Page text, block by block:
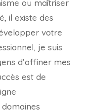
ou maîtriser
il existe des
votre
je suis
d’affiner mes
est de